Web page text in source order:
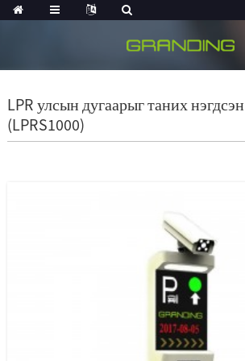
LPR улсын дугаарыг таних
(LPRS1000)